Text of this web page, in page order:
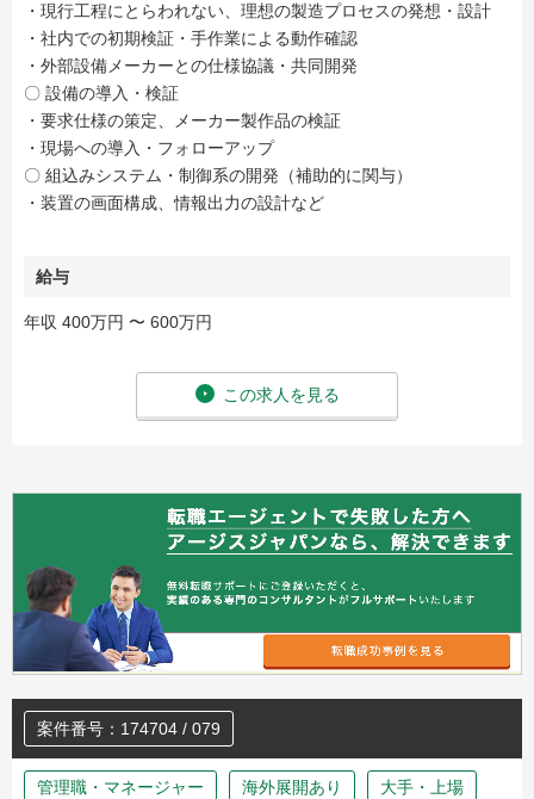
・現行工程にとらわれない、理想の製造プロセスの発想・設計
・社内での初期検証・手作業による動作確認
・外部設備メーカーとの仕様協議・共同開発
〇 設備の導入・検証
・要求仕様の策定、メーカー製作品の検証
・現場への導入・フォローアップ
〇 組込みシステム・制御系の開発（補助的に関与）
・装置の画面構成、情報出力の設計など
給与
年収 400万円 〜 600万円
この求人を見る
案件番号：174704 / 079
管理職・マネージャー 海外展開あり 大手・上場